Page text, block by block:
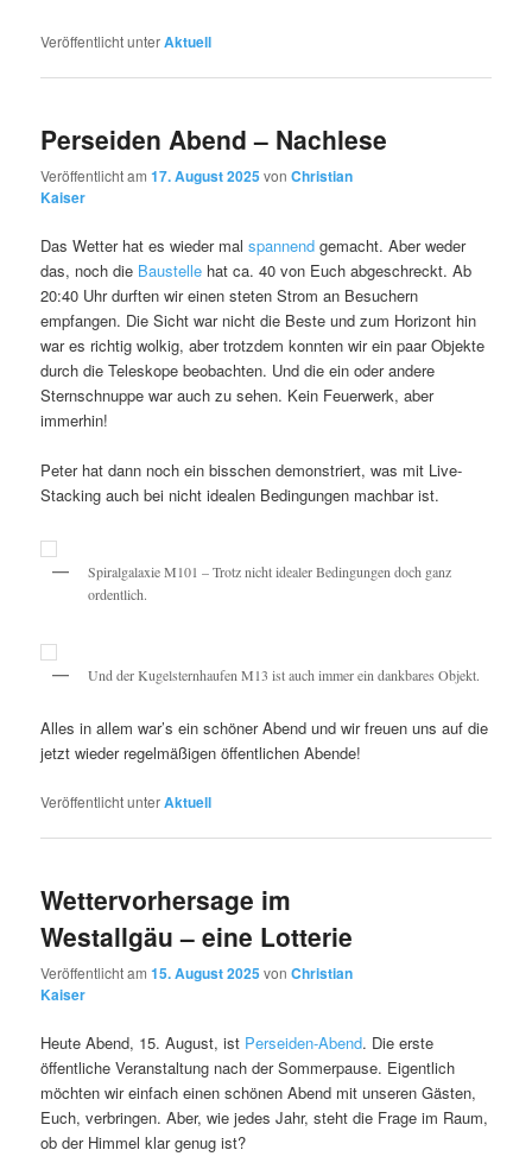
Veröffentlicht unterAktuell
Perseiden Abend – Nachlese
Veröffentlicht am17. August 2025 vonChristian
Kaiser
Das Wetter hat es wieder malspannend gemacht. Aber weder
das, noch die Baustelle hat ca. 40 von Euch abgeschreckt. Ab
20:40 Uhr durften wir einen steten Strom an Besuchern
empfangen. Die Sicht war nicht die Beste und zum Horizont hin
war es richtig wolkig, aber trotzdem konnten wir ein paar Objekte
durch die Teleskope beobachten. Und die ein oder andere
Sternschnuppe war auch zu sehen. Kein Feuerwerk, aber
immerhin!
Peter hat dann noch ein bisschen demonstriert, was mit Live-
Stacking auch bei nicht idealen Bedingungen machbar ist.
Spiralgalaxie M101 – Trotz nicht idealer Bedingungen doch ganz
ordentlich.
Und der Kugelsternhaufen M13 ist auch immer ein dankbares Objekt.
Alles in allem war’s ein schöner Abend und wir freuen uns auf die
jetzt wieder regelmäßigen öffentlichen Abende!
Veröffentlicht unterAktuell
Wettervorhersage im
Westallgäu – eine Lotterie
Veröffentlicht am15. August 2025 vonChristian
Kaiser
Heute Abend, 15. August, ist Perseiden-Abend. Die erste
öffentliche Veranstaltung nach der Sommerpause. Eigentlich
möchten wir einfach einen schönen Abend mit unseren Gästen,
Euch, verbringen. Aber, wie jedes Jahr, steht die Frage im Raum,
ob der Himmel klar genug ist?